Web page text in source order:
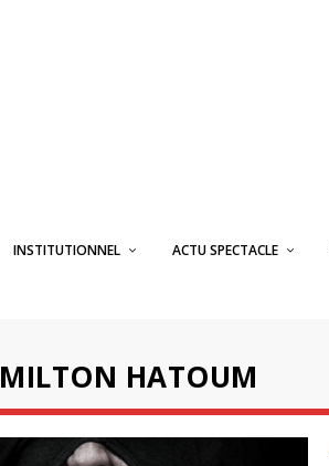
INSTITUTIONNEL ACTU SPECTACLE
MILTON HATOUM